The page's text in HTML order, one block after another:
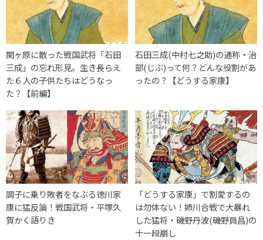
関ヶ原に散った戦国武将「石田
三成」の忘れ形見。生き長らえ
た６人の子供たちはどうなっ
た？【前編】
石田三成(中村七之助)の通称・治
部(じぶ)って何？どんな役割があ
ったの？【どうする家康】
調子に乗り敗者をなぶる徳川家
康に猛反論！戦国武将・平塚久
賀かく語りき
「どうする家康」で割愛するの
は勿体ない！姉川合戦で大暴れ
した猛将・磯野丹波(磯野員昌)の
十一段崩し